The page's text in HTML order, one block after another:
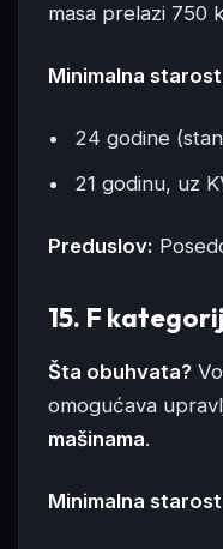
masa prelazi 750
Minimalna
24 godine
21 godinu, uz
Preduslov:
15. F
Šta obuhvata?
omogućava
mašinama.
Minimalna